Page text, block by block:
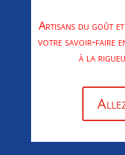
Artisans du goût et
votre savoir-faire
à la